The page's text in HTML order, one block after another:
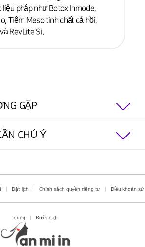
liệu pháp như Botox Inmode,
Tiêm Meso tinh chất cá hồi,
RevLite Si.
GẶP
CHÚ Ý
Đặt lịch Chính sách quyền riêng tư Điều khoản sử
dụng Đường đi